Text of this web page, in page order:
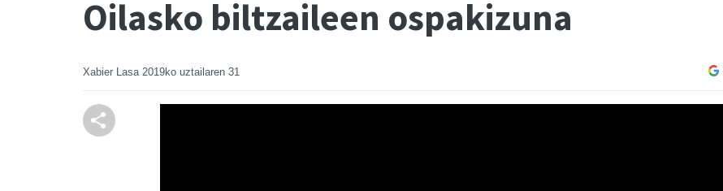
Oilasko biltzaileen ospakizuna
Xabier Lasa 2019ko uztailaren 31